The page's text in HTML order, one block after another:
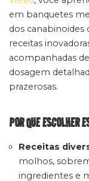
em banquetes
dos canabinoides
receitas
acompanhadas
dosagem
prazerosas.
POR QUE ESCOLHER
Receitas
molhos,
ingredientes e